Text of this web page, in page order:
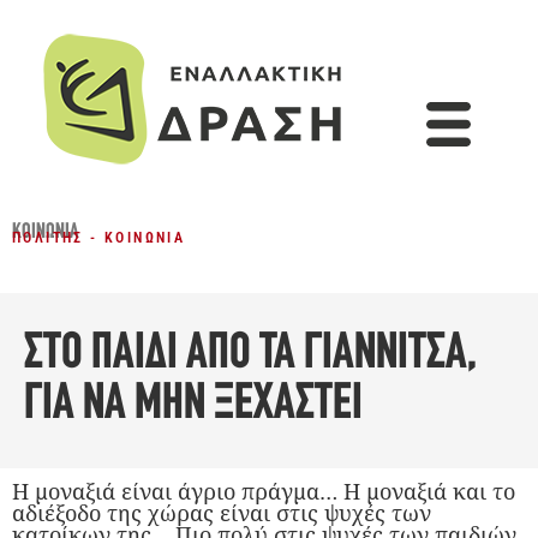
ΚΟΙΝΩΝΊΑ
ΠΟΛΊΤΗΣ - ΚΟΙΝΩΝΊΑ
ΣΤΟ ΠΑΙΔΙ ΑΠΟ ΤΑ ΓΙΑΝΝΙΤΣΑ,
ΓΙΑ ΝΑ ΜΗΝ ΞΕΧΑΣΤΕΙ
H μοναξιά είναι άγριο πράγμα… Η μοναξιά και το
αδιέξοδο της χώρας είναι στις ψυχές των